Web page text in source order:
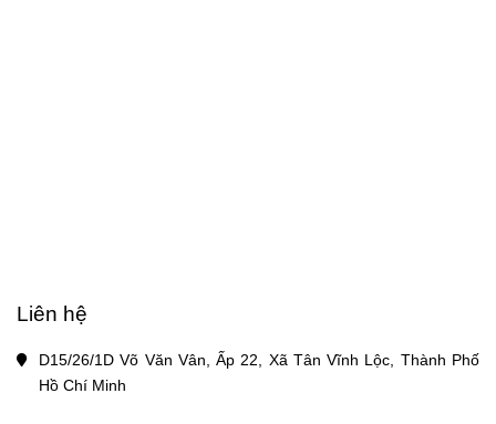
Liên hệ
D15/26/1D Võ Văn Vân, Ấp 22, Xã Tân Vĩnh Lộc, Thành Phố
Hồ Chí Minh